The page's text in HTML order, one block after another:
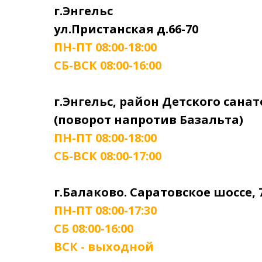
г.Энгельс
ул.Пристанская д.66-70
ПН-ПТ 08:00-18:00
СБ-ВСК 08:00-16:00
г.Энгельс, район Детского
(поворот напротив Базальта)
ПН-ПТ 08:00-18:00
СБ-ВСК 08:00-17:00
г.Балаково. Саратовское шоссе,
ПН-ПТ 08:00-17:30
СБ 08:00-16:00
ВСК - выходной